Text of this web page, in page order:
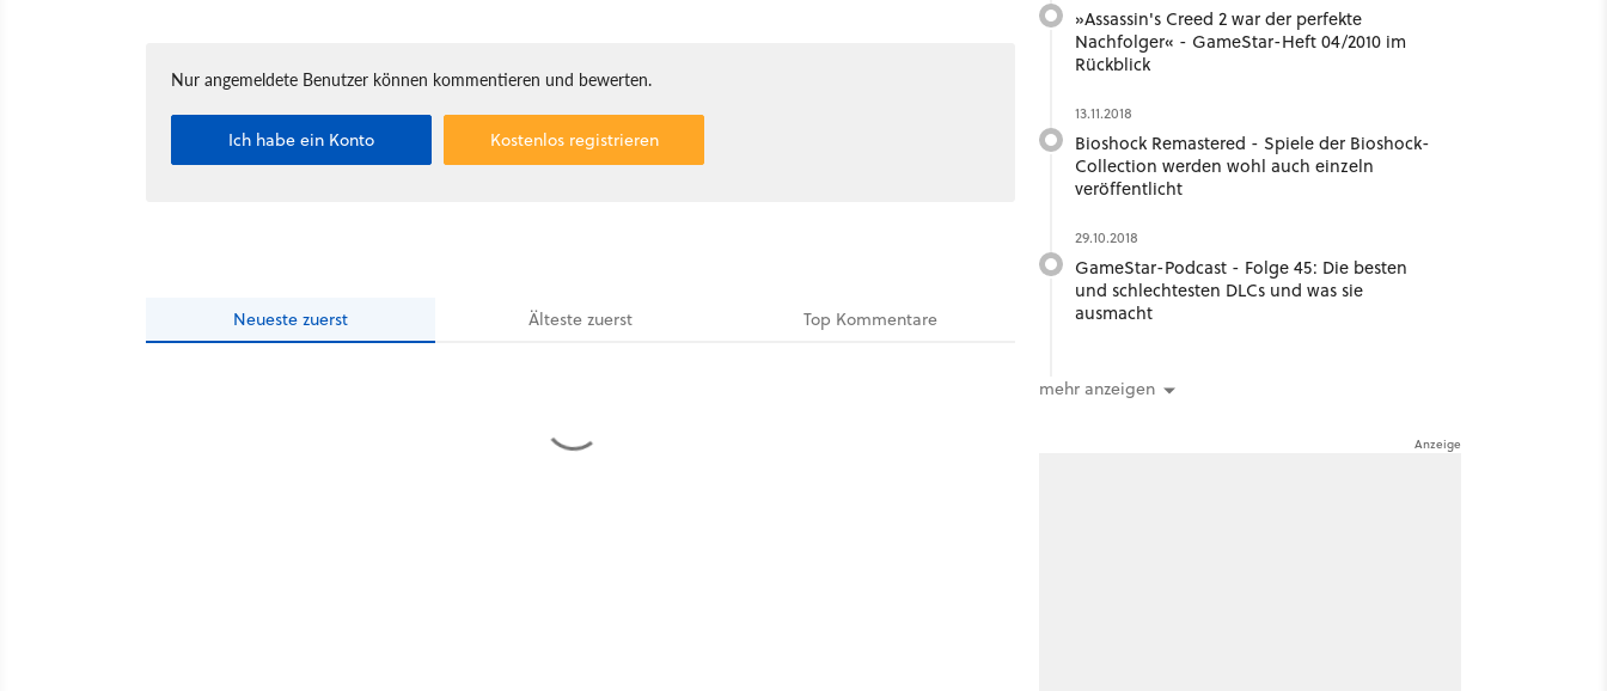
Nur angemeldete Benutzer können kommentieren und bewerten.
Ich habe ein Konto Kostenlos registrieren
Neueste zuerst Ältestezuerst Top Kommentare
»Assassin's Creed 2 war der perfekte
Nachfolger« - GameStar-Heft 04/2010 im
Rückblick
13.11.2018
Bioshock Remastered - Spiele der Bioshock-
Collection werden wohl auch einzeln
veröffentlicht
29.10.2018
GameStar-Podcast - Folge 45: Die besten
und schlechtesten DLCs und was sie
ausmacht
mehr anzeigen